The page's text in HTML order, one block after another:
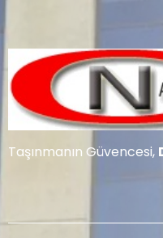
Taşınmanın Güvencesi,